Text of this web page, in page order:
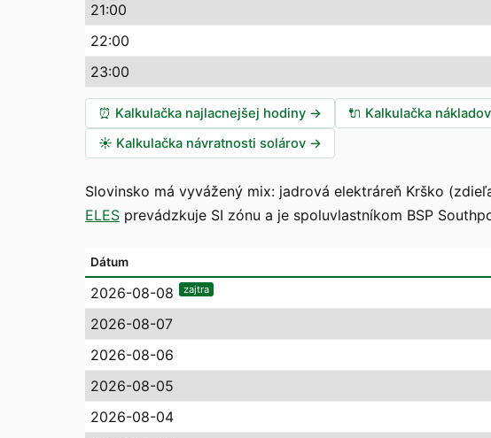
21:00
22:00
23:00
⏰ Kalkulačka najlacnejšej hodiny → 🔌 Kalkulačka
☀️ Kalkulačka návratnosti solárov →
Slovinsko má vyvážený mix: jadrová elektráreň Krško
ELES prevádzkuje SI zónu a je spoluvlastníkom BSP
Dátum
2026-08-08 zajtra
2026-08-07
2026-08-06
2026-08-05
2026-08-04